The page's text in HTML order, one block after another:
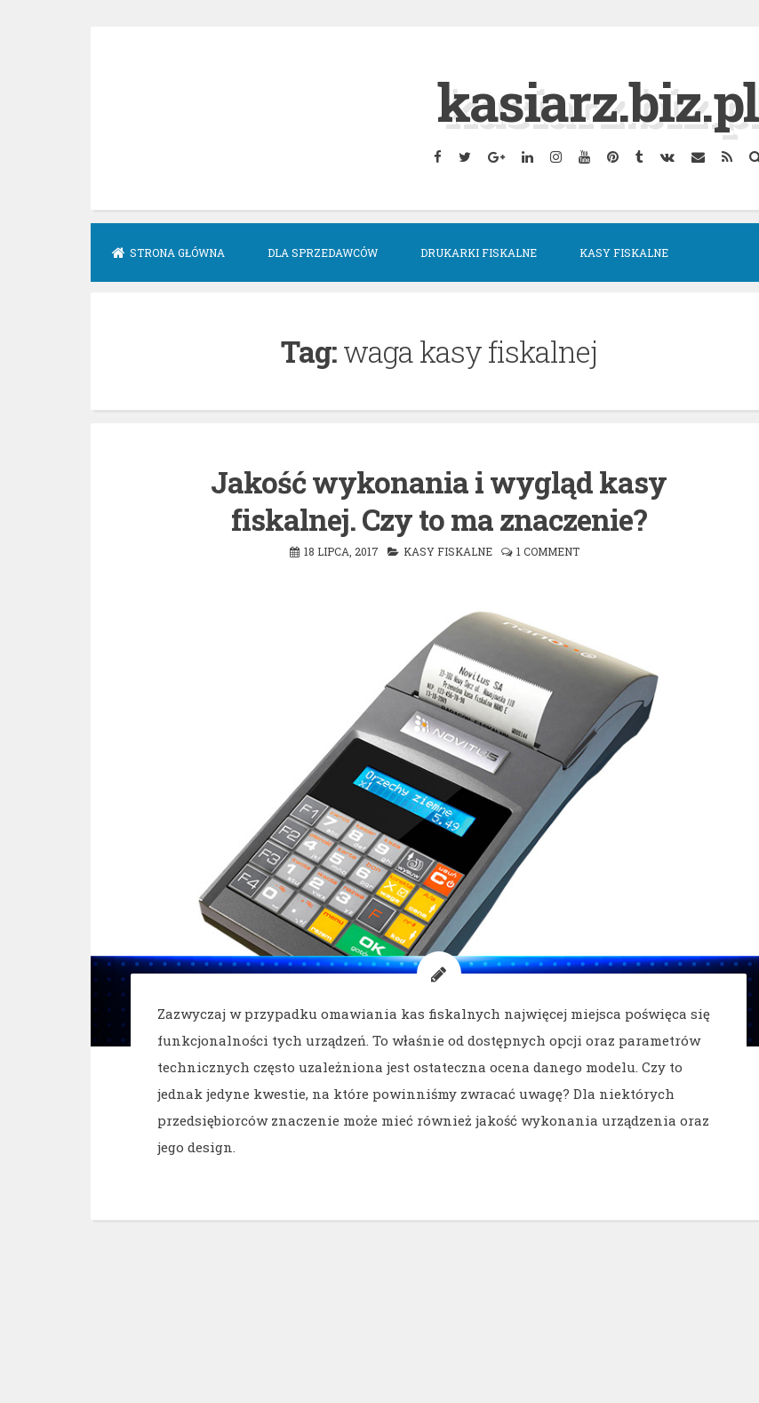
kasiarz.biz.pl
Facebook
TwitterGoogleLinkedinInstagram
YouTubePinterest
TumblrVK EmailRSS
STRONA GŁÓWNA DLA SPRZEDAWCÓW DRUKARKI FISKALNE KASY FISKALNE
Tag:waga kasy fiskalnej
Jakość wykonania i wygląd kasy
fiskalnej. Czy to ma znaczenie?
18 LIPCA, 2017 KASY FISKALNE 1 COMMENT
Zazwyczaj w przypadku omawiania kas fiskalnych najwięcej miejsca poświęca się
funkcjonalności tych urządzeń. To właśnie od dostępnych opcji oraz parametrów
technicznych często uzależniona jest ostateczna ocena danego modelu. Czy to
jednak jedyne kwestie, na które powinniśmy zwracać uwagę? Dla niektórych
przedsiębiorców znaczenie może mieć również jakość wykonania urządzenia oraz
jego design.